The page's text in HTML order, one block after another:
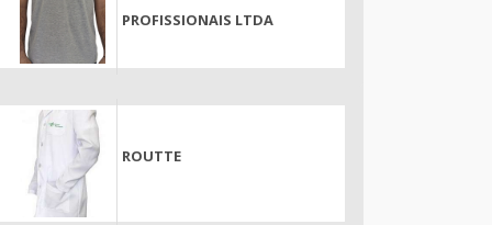
PROFISSIONAIS LTDA
ROUTTE